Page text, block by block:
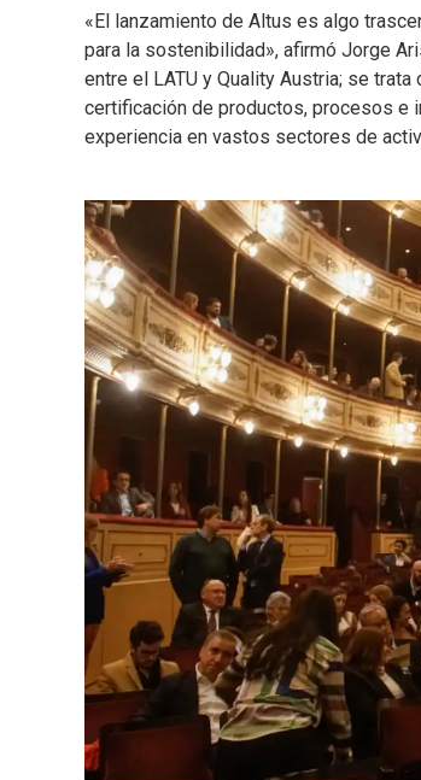
«El lanzamiento de Altus es algo
para la sostenibilidad», afirmó Jorge
entre el LATU y Quality Austria; se
certificación de productos, procesos e
experiencia en vastos sectores de